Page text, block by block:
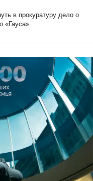
в прокуратуру дело о
«Гауса»